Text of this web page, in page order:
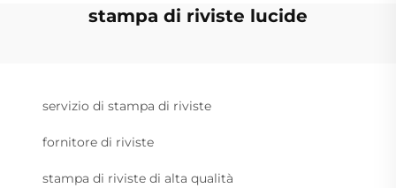
stampa di riviste lucide
servizio di stampa di riviste
fornitore di riviste
stampa di riviste di alta qualità